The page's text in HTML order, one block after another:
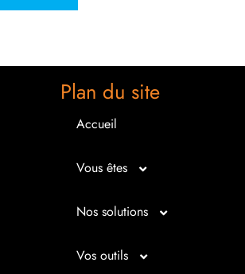
Plan du site
Accueil
Vous êtes
Micro entrepreneur
Créateur d’entreprise
Nos solutions
Entrepreunariat
Vos outils